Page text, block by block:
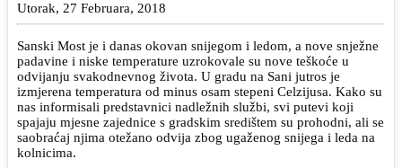
Utorak, 27 Februara, 2018
Sanski Most je i danas okovan snijegom i ledom, a nove snježne
padavine i niske temperature uzrokovale su nove teškoće u
odvijanju svakodnevnog života. U gradu na Sani jutros je
izmjerena temperatura od minus osam stepeni Celzijusa. Kako su
nas informisali predstavnici nadležnih službi, svi putevi koji
spajaju mjesne zajednice s gradskim središtem su prohodni, ali se
saobraćaj njima otežano odvija zbog ugaženog snijega i leda na
kolnicima.